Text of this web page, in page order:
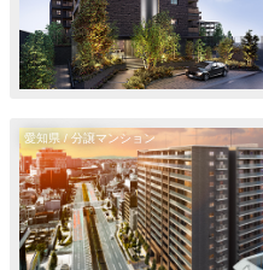
愛知県 / 分譲マンション